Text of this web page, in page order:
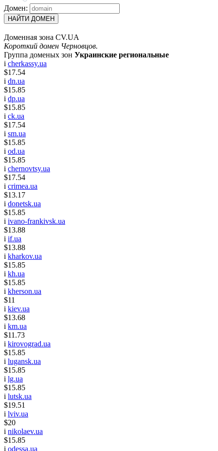
Домен:
НАЙТИ ДОМЕН
Доменная зона CV.UA
Короткий домен Черновцов.
Группа доменых зон Украинские региональные
i cherkassy.ua
$17.54
i dn.ua
$15.85
i dp.ua
$15.85
i ck.ua
$17.54
i sm.ua
$15.85
i od.ua
$15.85
i chernovtsy.ua
$17.54
i crimea.ua
$13.17
i donetsk.ua
$15.85
i ivano-frankivsk.ua
$13.88
i if.ua
$13.88
i kharkov.ua
$15.85
i kh.ua
$15.85
i kherson.ua
$11
i kiev.ua
$13.68
i km.ua
$11.73
i kirovograd.ua
$15.85
i lugansk.ua
$15.85
i lg.ua
$15.85
i lutsk.ua
$19.51
i lviv.ua
$20
i nikolaev.ua
$15.85
i odessa.ua